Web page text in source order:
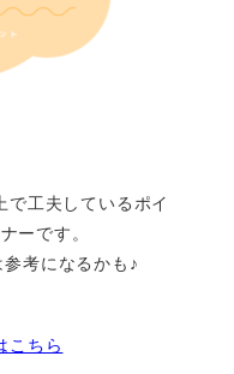
で工夫しているポイ
ーです。
考になるかも♪
こちら